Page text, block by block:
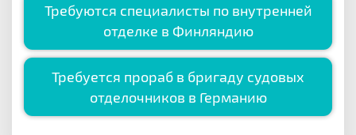
Требуются специалисты по внутренней
отделке в Финляндию
Требуется прораб в бригаду судовых
отделочников в Германию